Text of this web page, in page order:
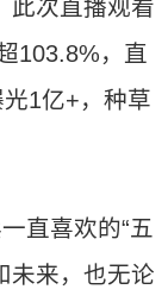
此次直播观看
103.8%，直
1亿+，种草
直喜欢的“五
未来，也无论